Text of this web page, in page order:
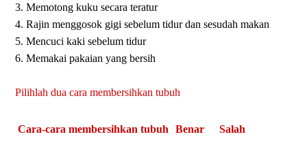
3. Memotong kuku secara teratur
4. Rajin menggosok gigi sebelum tidur dan sesudah makan
5. Mencuci kaki sebelum tidur
6. Memakai pakaian yang bersih
Pilihlah dua cara membersihkan tubuh
Cara-cara membersihkan tubuh Benar
Salah